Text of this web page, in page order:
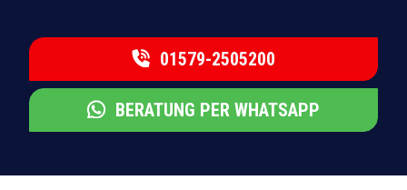
01579-2505200
BERATUNG PER WHATSAPP